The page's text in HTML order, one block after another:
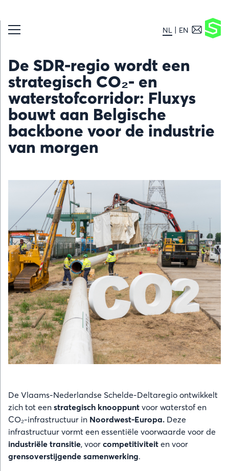
NL EN
De SDR-regio wordt een
strategisch CO₂- en
waterstofcorridor: Fluxys
bouwt aan Belgische
backbone voor de industrie
van morgen
De Vlaams-Nederlandse Schelde-Deltaregio ontwikkelt
zich tot een strategisch knooppunt voor waterstof en
CO₂-infrastructuur in Noordwest-Europa. Deze
infrastructuur vormt een essentiële voorwaarde voor de
industriële transitie, voor competitiviteit en voor
grensoverstijgende samenwerking.